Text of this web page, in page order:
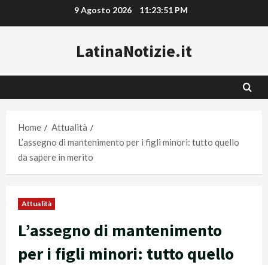
al
9 Agosto 2026 11:23:52 PM
LatinaNotizie.it
Home
Attualità
L’assegno di mantenimento per i figli minori: tutto quello
da sapere in merito
Attualità
L’assegno di mantenimento
per i figli minori: tutto quello